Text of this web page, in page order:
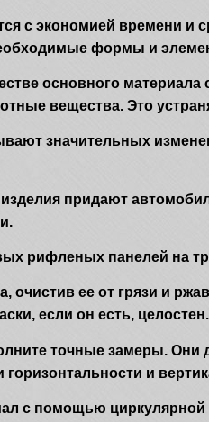
с экономией времени и
формы и
основного
вещества. Это
значительных
изделия придают
рифленых панелей на
очистив ее от грязи и
если он есть, целостен.
точные замеры.
и
с помощью